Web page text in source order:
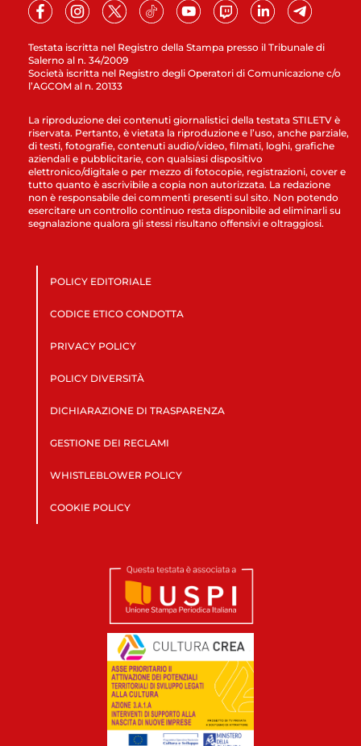
Testata iscritta nel Registro della Stampa presso il Tribunale di
Salerno al n. 34/2009
Società iscritta nel Registro degli Operatori di Comunicazione c/o
l’AGCOM al n. 20133
La riproduzione dei contenuti giornalistici della testata STILETV è
riservata. Pertanto, è vietata la riproduzione e l’uso, anche parziale,
di testi, fotografie, contenuti audio/video, filmati, loghi, grafiche
aziendali e pubblicitarie, con qualsiasi dispositivo
elettronico/digitale o per mezzo di fotocopie, registrazioni, cover e
tutto quanto è ascrivibile a copia non autorizzata. La redazione
non è responsabile dei commenti presenti sul sito. Non potendo
esercitare un controllo continuo resta disponibile ad eliminarli su
segnalazione qualora gli stessi risultano offensivi e oltraggiosi.
POLICY EDITORIALE
CODICE ETICO CONDOTTA
PRIVACY POLICY
POLICY DIVERSITÀ
DICHIARAZIONE DI TRASPARENZA
GESTIONE DEI RECLAMI
WHISTLEBLOWER POLICY
COOKIE POLICY